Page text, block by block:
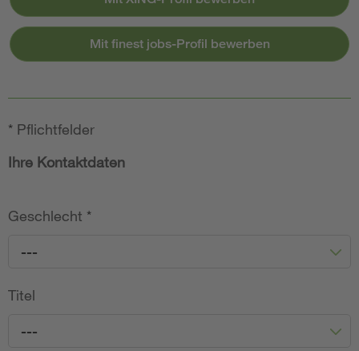
Mit finest jobs-Profil bewerben
* Pflichtfelder
Ihre Kontaktdaten
Geschlecht *
---
Titel
---